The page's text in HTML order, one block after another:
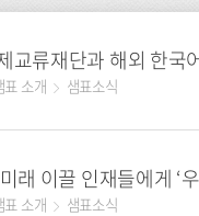
교류재단과 해외 한국
표 소개 샘표소식
래 이끌 인재들에게 ‘
표 소개 샘표소식